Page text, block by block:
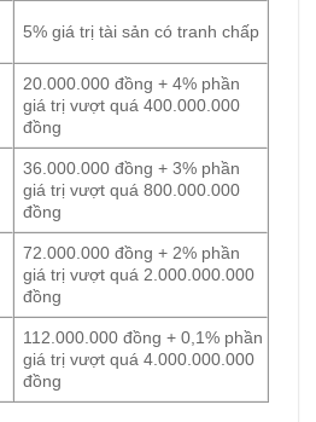
5% giá trị tài sản có tranh chấp
20.000.000 đồng + 4% phần
giá trị vượt quá 400.000.000
đồng
36.000.000 đồng + 3% phần
giá trị vượt quá 800.000.000
đồng
72.000.000 đồng + 2% phần
giá trị vượt quá 2.000.000.000
đồng
112.000.000 đồng + 0,1% phần
giá trị vượt quá 4.000.000.000
đồng